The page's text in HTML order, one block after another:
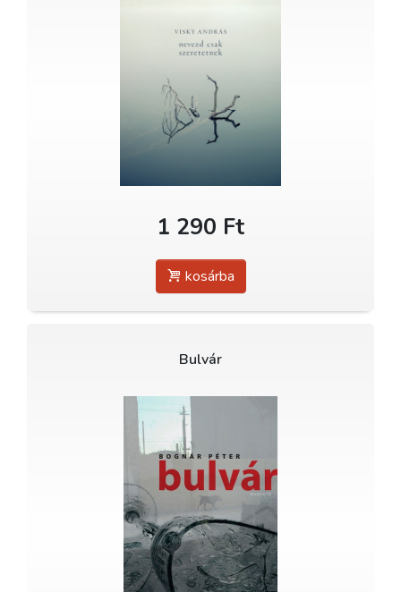
1 290 Ft
kosárba
Bulvár